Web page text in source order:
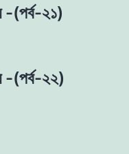
-(পর্ব-২১)
-(পর্ব-২২)